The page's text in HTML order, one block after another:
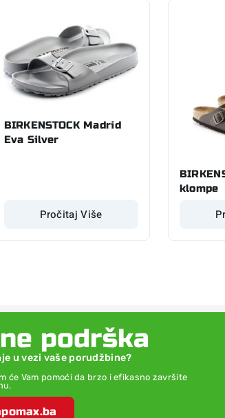
BIRKENSTOCK Madrid
Eva Silver
Pročitaj Više
klompe
podrška
u vezi vaše porudžbine?
će Vam pomoći da brzo i efikasno završite